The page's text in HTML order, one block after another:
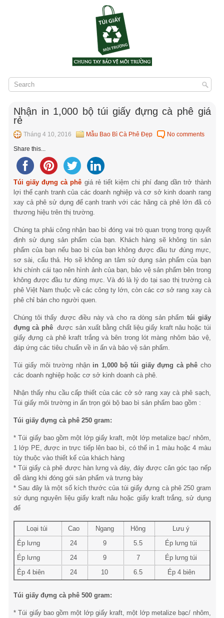
Nhận in 1,000 bộ túi giấy đựng cà phê giá
rẻ
Tháng 4 10, 2016 Mẫu Bao Bì Cà Phê Đẹp No comments
Share this...
Túi giấy đựng cà phê giá rẻ tiết kiệm chi phí đang dần trở thành
lợi thế cạnh tranh của các doanh nghiệp và cơ sở kinh doanh rang
xay cả phê sử dụng để cạnh tranh với các hãng cà phê lớn đã có
thương hiệu trên thị trường.
Chúng ta phải công nhận bao bì đóng vai trò quan trọng trong quyết
định sử dụng sản phẩm của bạn. Khách hàng sẽ không tin sản
phẩm của bạn nếu bao bì của bạn không được đầu tư đúng mực,
sơ sài, cẩu thả. Họ sẽ không an tâm sử dụng sản phẩm của bạn
khi chính cái tạo nên hình ảnh của bạn, bảo vệ sản phẩm bên trong
không được đầu tư đúng mực. Và đó là lý do tại sao thị trường cà
phê Việt Nam thuộc về các công ty lớn, còn các cơ sở rang xay cà
phê chỉ bán cho người quen.
Chúng tôi thấy được điều này và cho ra dòng sản phẩm túi giấy
đựng cà phê được sản xuất bằng chất liệu giấy kraft nâu hoặc túi
giấy đựng cà phê kraft trắng và bên trong lót màng nhôm bảo vệ,
đáp ứng các tiêu chuẩn về in ấn và bảo vệ sản phẩm.
Túi giấy môi trường nhận in 1,000 bộ túi giấy đựng cà phê cho
các doanh nghiệp hoặc cơ sở kinh doanh cà phê.
Nhận thấy nhu cầu cấp thiết của các cở sở rang xay cà phê sạch,
Túi giấy môi trường in ấn trọn gói bộ bao bì sản phẩm bao gồm :
Túi giấy đựng cà phê 250 gram:
* Túi giấy bao gồm một lớp giấy kraft, một lớp metalize bạc/ nhôm,
1 lớp PE, được in trực tiếp lên bao bì, có thể in 1 màu hoặc 4 màu
tùy thuộc vào thiết kế của khách hàng
* Túi giấy cà phê được hàn lưng và đáy, đáy được cân góc tạo nếp
dễ dàng khi đóng gói sản phẩm và trưng bày
* Sau đây là một số kích thước của túi giấy đựng cà phê 250 gram
sử dụng nguyên liệu giấy kraft nâu hoặc giấy kraft trắng, sử dụng
để
Loại túi Cao Ngang Hông
Lưu ý
Ép lưng
24 9 5.5
Ép lưng túi
Ép lưng
24 9 7
Ép lưng túi
Ép 4 biên
24 10 6.5 Ép 4 biên
Túi giấy đựng cà phê 500 gram:
* Túi giấy bao gồm một lớp giấy kraft, một lớp metalize bạc/ nhôm,